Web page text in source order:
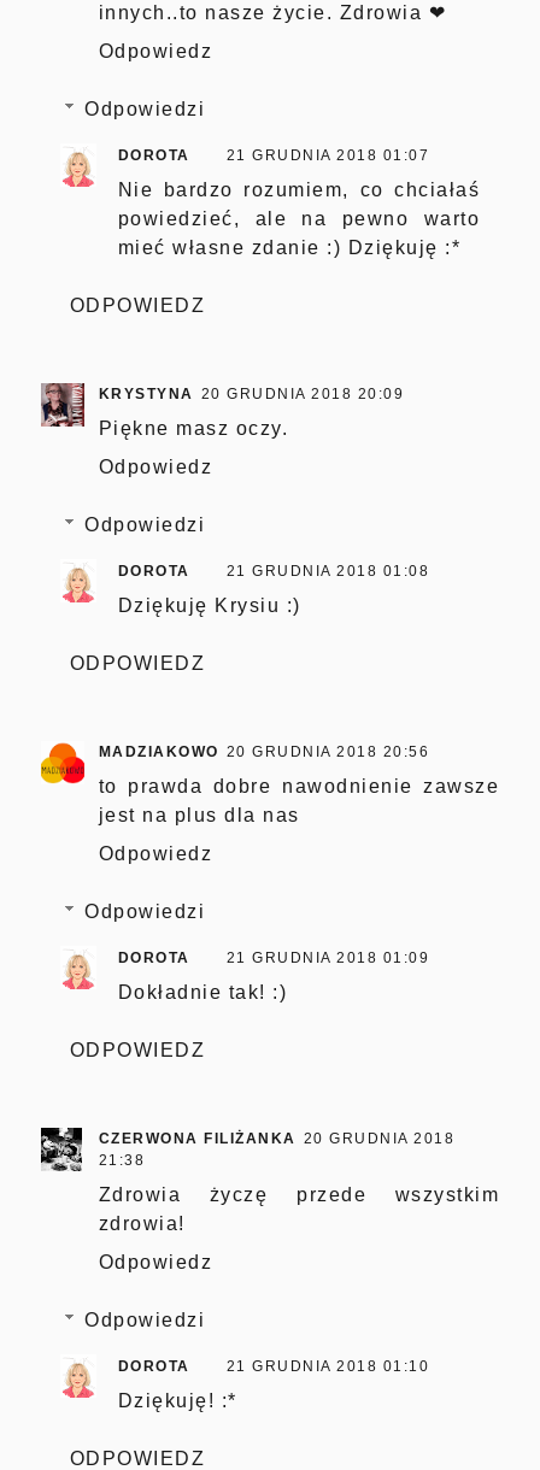
innych..to nasze życie. Zdrowia ❤
Odpowiedz
Odpowiedzi
DOROTA 21 GRUDNIA 2018 01:07
Nie bardzo rozumiem, co chciałaś
powiedzieć, ale na pewno warto
mieć własne zdanie :) Dziękuję :*
ODPOWIEDZ
KRYSTYNA 20 GRUDNIA 2018 20:09
Piękne masz oczy.
Odpowiedz
Odpowiedzi
DOROTA 21 GRUDNIA 2018 01:08
Dziękuję Krysiu :)
ODPOWIEDZ
MADZIAKOWO 20 GRUDNIA 2018 20:56
to prawda dobre nawodnienie zawsze
jest na plus dla nas
Odpowiedz
Odpowiedzi
DOROTA 21 GRUDNIA 2018 01:09
Dokładnie tak! :)
ODPOWIEDZ
CZERWONA FILIŻANKA
20 GRUDNIA 2018
21:38
Zdrowia życzę przede wszystkim
zdrowia!
Odpowiedz
Odpowiedzi
DOROTA 21 GRUDNIA 2018 01:10
Dziękuję! :*
ODPOWIEDZ